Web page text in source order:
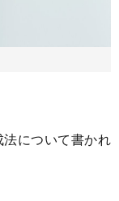
について書かれ